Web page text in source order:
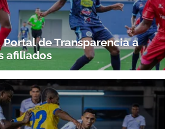
Portal de Transparencia a
afiliados